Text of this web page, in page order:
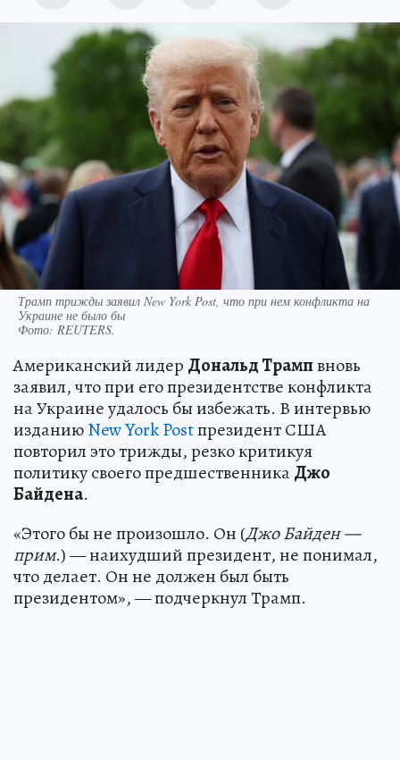
Трамп трижды заявил New York Post, что при нем конфликта на
Украине не было бы
Фото: REUTERS.
Американский лидер Дональд Трампвновь
заявил, что при его президентстве конфликта
на Украине удалось бы избежать. В интервью
изданиюNew York Postпрезидент США
повторил это трижды, резко критикуя
политику своего предшественникаДжо
Байдена.
«Этого бы не произошло. Он (Джо Байден —
прим.) — наихудший президент, не понимал,
что делает. Он не должен был быть
президентом», — подчеркнул Трамп.